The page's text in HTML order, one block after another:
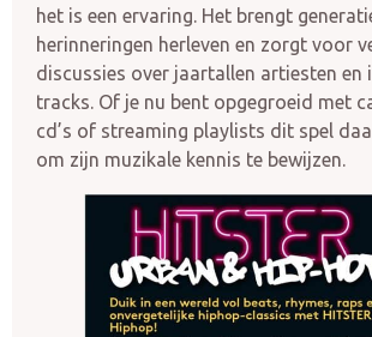
het is een ervaring. Het brengt
herinneringen herleven en zorgt voor
discussies over jaartallen artiesten en
tracks. Of je nu bent opgegroeid met
cd’s of streaming playlists dit spel
om zijn muzikale kennis te bewijzen.